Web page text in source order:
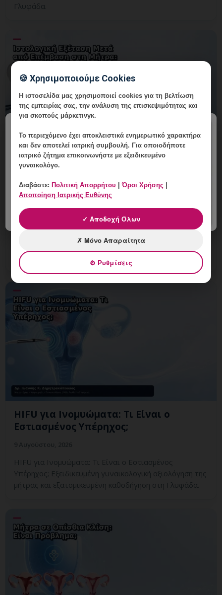
Γλυφάδα.
Ιστολογική Εξέταση Μετά από
Ερμηνεύεται;
Ιστολογική Εξέταση Μετά από Επέμβαση στη Μήτρα:
αξιολόγηση της μήτρας και εξατομικευμένη καθοδήγηση
στη Γλυφάδ
HIFU για Ινομυώματα: Τι Είναι ο
Εστιασμένος Υπέρηχος;
HIFU για Ινομυώματα: Τι Είναι ο Εστιασμένος
Υπέρηχος; Εξειδικευμένη γυναικολογική αξιολόγηση της
μήτρας και εξατομικευμένη καθοδήγηση στη Γλυφάδα.
🍪 Χρησιμοποιούμε Cookies
Η ιστοσελίδα μας χρησιμοποιεί cookies για τη βελτίωση
της εμπειρίας σας, την ανάλυση της επισκεψιμότητας και
για σκοπούς μάρκετινγκ.
Το περιεχόμενο έχειαποκλειστικά ενημερωτικό χαρακτήρα
και δεν αποτελεί ιατρική συμβουλή. Για οποιοδήποτε
ιατρικό ζήτημα επικοινωνήστε με εξειδικευμένο
γυναικολόγο.
Διαβάστε: Πολιτική Απορρήτου |Όροι Χρήσης
Αποποίηση Ιατρικής Ευθύνης
✓ Αποδοχή Όλων
✗ Μόνο Απαραίτητα
⚙ Ρυθμίσεις